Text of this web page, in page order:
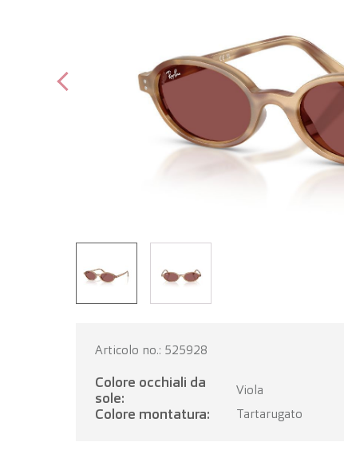
Articolo no.: 525928
Colore occhiali da
sole:
Viola
Colore montatura: Tartarugato